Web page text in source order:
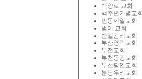
백양로 교회
백주년기념교회
번동제일교회
범어 교회
벧엘감리교회
부산영락교회
부전교회
부천동광교회
부천평안교회
분당우리교회